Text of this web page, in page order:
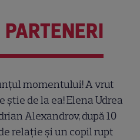
momentului! A vrut
știe de la ea! Elena Udrea
Alexandrov, după 10
relație și un copil rupt